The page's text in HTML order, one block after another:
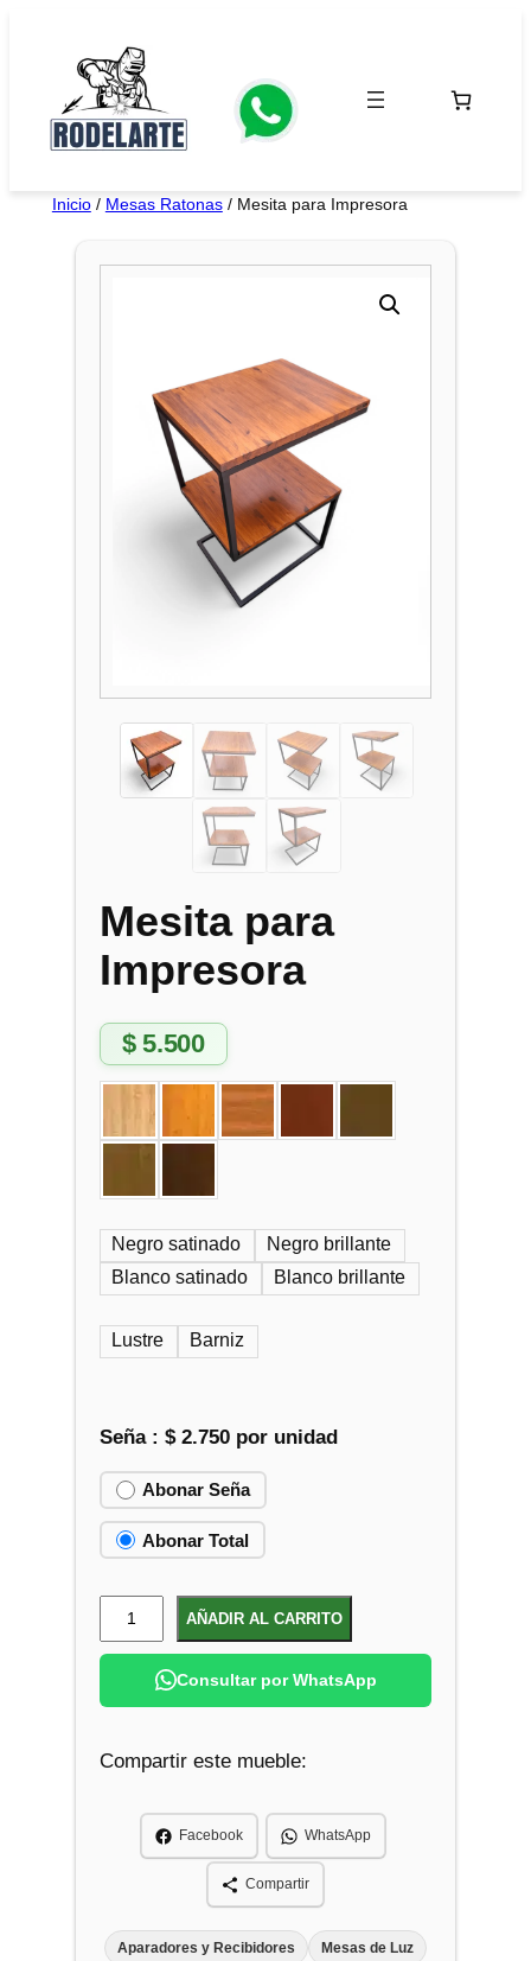
contenido
Inicio/ Mesas Ratonas/ Mesita para Impresora
Mesita para
Impresora
$5.500
Negro satinado
Negro brillante
Blanco satinado
Blanco brillante
Lustre Barniz
Seña : $2.750por unidad
Abonar Total
Abonar Seña
e
i
a
m
AÑADIR AL CARRITO
Consultar por WhatsApp
Compartir este mueble:
Facebook WhatsApp
Compartir
Aparadores y Recibidores Mesas de Luz